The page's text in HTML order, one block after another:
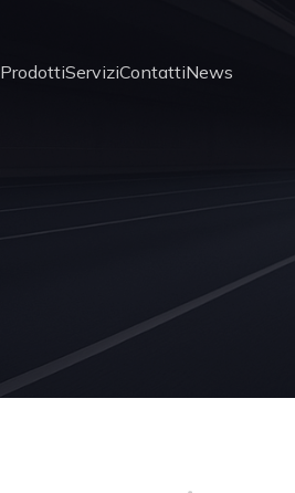
ProdottiServiziContattiNews